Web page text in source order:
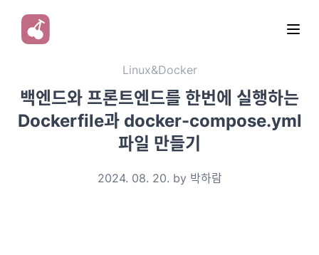
Linux&Docker
백엔드와 프론트엔드를 한번에 실행하는
Dockerfile과 docker-compose.yml
파일 만들기
2024. 08. 20. by 박하람